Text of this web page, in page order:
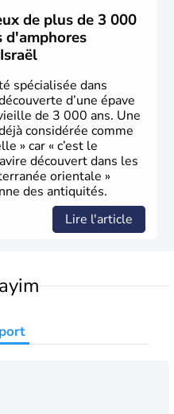
de plus de 3 000
d'amphores
spécialisée dans
d’une épave
de 3 000 ans. Une
considérée comme
» car « c’est le
découvert dans les
orientale »
des antiquités.
Lire l'article